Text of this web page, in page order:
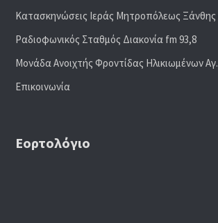
Κατασκηνώσεις Ιεράς Μητροπόλεως
Ραδιoφωνικός Σταθμός Διακονία fm 93,8
Μονάδα Ανοιχτής Φροντίδας Ηλικιωμένων
Επικοινωνία
Εορτολόγιο